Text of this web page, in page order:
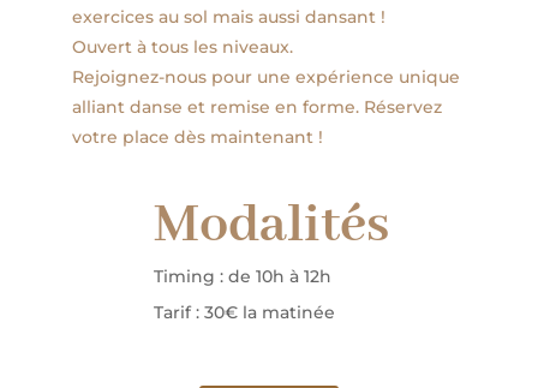
exercices au sol mais aussi dansant !
Ouvert à tous les niveaux.
Rejoignez-nous pour une expérience unique
alliant danse et remise en forme. Réservez
votre place dès maintenant !
Modalités
Timing : de 10h à 12h
Tarif : 30€ la matinée